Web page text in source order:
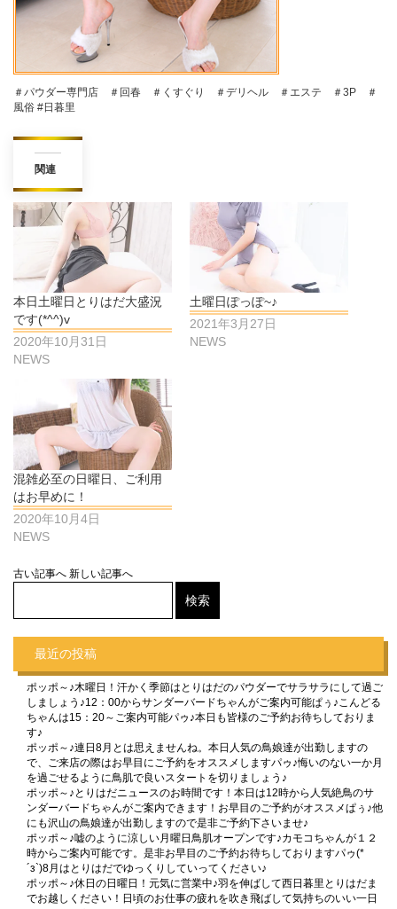
＃パウダー専門店 ＃回春 ＃くすぐり ＃デリヘル ＃エステ ＃3P ＃
風俗 #日暮里
関連
本日土曜日とりはだ大盛況
です(*^^)v
2020年10月31日
NEWS
土曜日ぽっぽ~♪
2021年3月27日
NEWS
混雑必至の日曜日、ご利用
はお早めに！
2020年10月4日
NEWS
古い記事へ 新しい記事へ
最近の投稿
ポッポ～♪木曜日！汗かく季節はとりはだのパウダーでサラサラにして過ご
しましょう♪12：00からサンダーバードちゃんがご案内可能ぱぅ♪こんどる
ちゃんは15：20～ご案内可能パゥ♪本日も皆様のご予約お待ちしておりま
す♪
ポッポ～♪連日8月とは思えませんね。本日人気の鳥娘達が出勤しますの
で、ご来店の際はお早目にご予約をオススメしますパゥ♪悔いのない一か月
を過ごせるように鳥肌で良いスタートを切りましょう♪
ポッポ～♪とりはだニュースのお時間です！本日は12時から人気絶鳥のサ
ンダーバードちゃんがご案内できます！お早目のご予約がオススメぱぅ♪他
にも沢山の鳥娘達が出勤しますので是非ご予約下さいませ♪
ポッポ～♪嘘のように涼しい月曜日鳥肌オープンです♪カモコちゃんが１２
時からご案内可能です。是非お早目のご予約お待ちしておりますパゥ(*
´з`)8月はとりはだでゆっくりしていってください♪
ポッポ～♪休日の日曜日！元気に営業中♪羽を伸ばして西日暮里とりはだま
でお越しください！日頃のお仕事の疲れを吹き飛ばして気持ちのいい一日